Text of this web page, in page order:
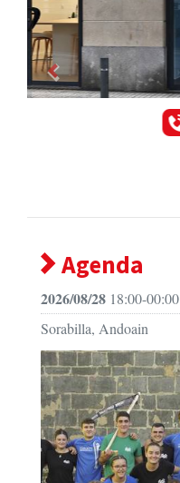
Previous
Agenda
2026/08/28 18:00-00:00
Sorabilla, Andoain